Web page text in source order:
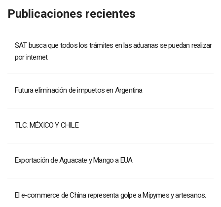
Publicaciones recientes
SAT busca que todos los trámites en las aduanas se puedan realizar
por internet
Futura eliminación de impuetos en Argentina
TLC: MÉXICO Y CHILE
Exportación de Aguacate y Mango a EUA
El e-commerce de China representa golpe a Mipymes y artesanos.